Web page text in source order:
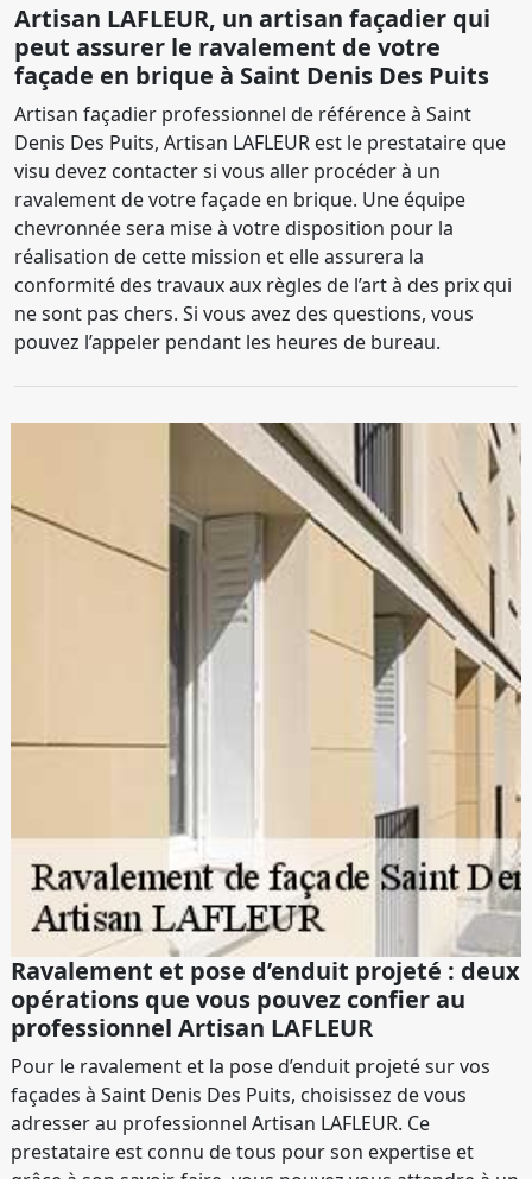
Artisan LAFLEUR, un artisan façadier qui
peut assurer le ravalement de votre
façade en brique à Saint Denis Des Puits
Artisan façadier professionnel de référence à Saint
Denis Des Puits, Artisan LAFLEUR est le prestataire que
visu devez contacter si vous aller procéder à un
ravalement de votre façade en brique. Une équipe
chevronnée sera mise à votre disposition pour la
réalisation de cette mission et elle assurera la
conformité des travaux aux règles de l’art à des prix qui
ne sont pas chers. Si vous avez des questions, vous
pouvez l’appeler pendant les heures de bureau.
Ravalement et pose d’enduit projeté : deux
opérations que vous pouvez confier au
professionnel Artisan LAFLEUR
Pour le ravalement et la pose d’enduit projeté sur vos
façades à Saint Denis Des Puits, choisissez de vous
adresser au professionnel Artisan LAFLEUR. Ce
prestataire est connu de tous pour son expertise et